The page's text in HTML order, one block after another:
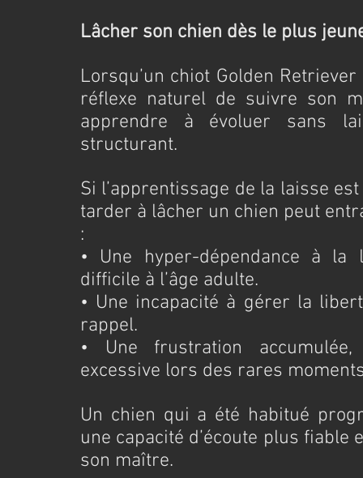
Lâcher son chien dès le plus
Lorsqu’un chiot Golden
réflexe naturel de suivre son
apprendre à évoluer sans
structurant.
Si l’apprentissage de la laisse
tarder à lâcher un chien peut
:
• Une hyper-dépendance à
difficile à l’âge adulte.
• Une incapacité à gérer la
rappel.
• Une frustration
excessive lors des rares
Un chien qui a été habitué
une capacité d’écoute plus
son maître.